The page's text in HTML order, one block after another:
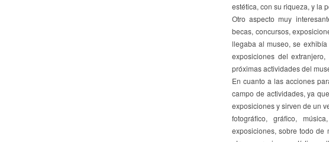
estética, con su riqueza, y la
Otro aspecto muy
becas, concursos,
llegaba al museo, se
exposiciones del
próximas actividades del
En cuanto a las acciones
campo de actividades, ya
exposiciones y sirven de un
fotográfico, gráfico,
exposiciones, sobre todo de